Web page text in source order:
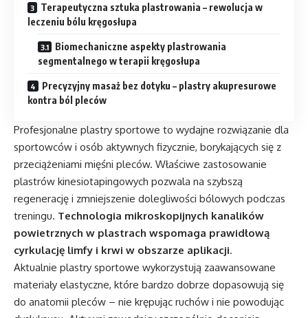
Terapeutyczna sztuka plastrowania – rewolucja w
leczeniu bólu kręgosłupa
Biomechaniczne aspekty plastrowania
segmentalnego w terapii kręgosłupa
Precyzyjny masaż bez dotyku – plastry akupresurowe
kontra ból pleców
Profesjonalne plastry sportowe to wydajne rozwiązanie dla
sportowców i osób aktywnych fizycznie, borykających się z
przeciążeniami mięśni pleców. Właściwe zastosowanie
plastrów kinesiotapingowych pozwala na szybszą
regenerację i zmniejszenie dolegliwości bólowych podczas
treningu. Technologia mikroskopijnych kanalików
powietrznych w plastrach wspomaga prawidłową
cyrkulację limfy i krwi w obszarze aplikacji.
Aktualnie plastry sportowe wykorzystują zaawansowane
materiały elastyczne, które bardzo dobrze dopasowują się
do anatomii pleców – nie krępując ruchów i nie powodując